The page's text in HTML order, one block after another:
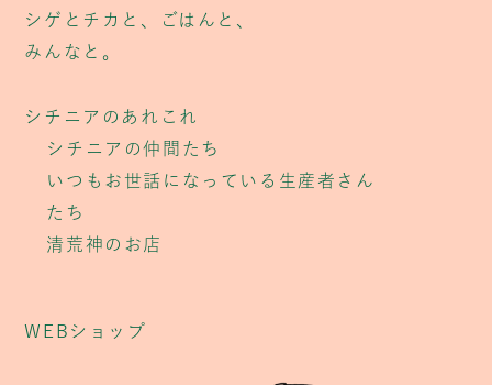
シゲとチカと、ごはんと、
みんなと。
シチニアのあれこれ
シチニアの仲間たち
いつもお世話になっている生産者さん
たち
清荒神のお店
WEBショップ